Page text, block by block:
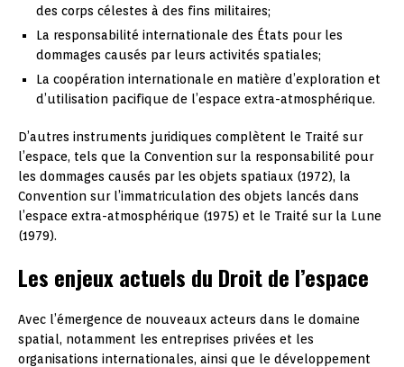
des corps célestes à des fins militaires;
La responsabilité internationale des États pour les
dommages causés par leurs activités spatiales;
La coopération internationale en matière d’exploration et
d’utilisation pacifique de l’espace extra-atmosphérique.
D’autres instruments juridiques complètent le Traité sur
l’espace, tels que la Convention sur la responsabilité pour
les dommages causés par les objets spatiaux (1972), la
Convention sur l’immatriculation des objets lancés dans
l’espace extra-atmosphérique (1975) et le Traité sur la Lune
(1979).
Les enjeux actuels du Droit de l’espace
Avec l’émergence de nouveaux acteurs dans le domaine
spatial, notamment les entreprises privées et les
organisations internationales, ainsi que le développement